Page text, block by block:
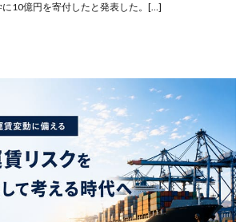
に10億円を寄付したと発表した。[…]